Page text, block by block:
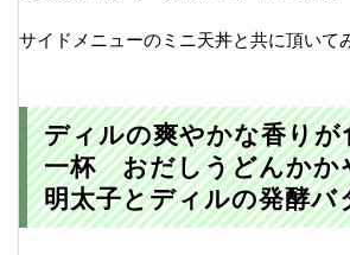
サイドメニューのミニ天丼と共に頂いて
ディルの爽やかな香りが
一杯 おだしうどんかか
明太子とディルの発酵バ